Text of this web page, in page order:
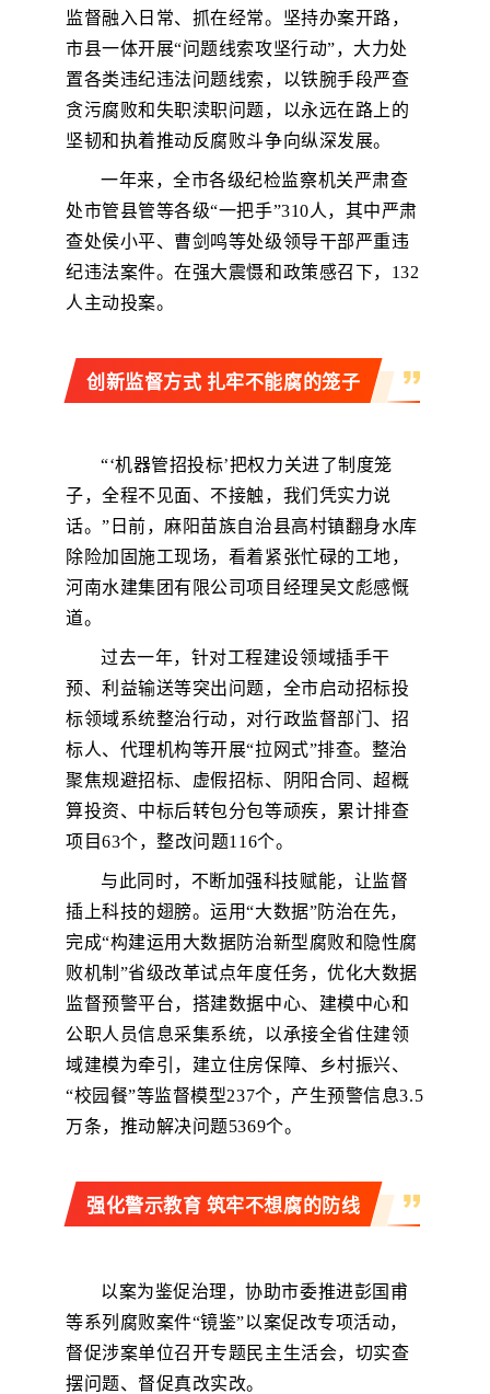
监督融入日常、抓在经常。坚持办案开路，
市县一体开展“问题线索攻坚行动”，大力处
置各类违纪违法问题线索，以铁腕手段严查
贪污腐败和失职渎职问题，以永远在路上的
坚韧和执着推动反腐败斗争向纵深发展。
一年来，全市各级纪检监察机关严肃查
处市管县管等各级“一把手”310人，其中严肃
查处侯小平、曹剑鸣等处级领导干部严重违
纪违法案件。在强大震慑和政策感召下，132
人主动投案。
创新监督方式 扎牢不能腐的笼子
“‘机器管招投标’把权力关进了制度笼
子，全程不见面、不接触，我们凭实力说
话。”日前，麻阳苗族自治县高村镇翻身水库
除险加固施工现场，看着紧张忙碌的工地，
河南水建集团有限公司项目经理吴文彪感慨
道。
过去一年，针对工程建设领域插手干
预、利益输送等突出问题，全市启动招标投
标领域系统整治行动，对行政监督部门、招
标人、代理机构等开展“拉网式”排查。整治
聚焦规避招标、虚假招标、阴阳合同、超概
算投资、中标后转包分包等顽疾，累计排查
项目63个，整改问题116个。
与此同时，不断加强科技赋能，让监督
插上科技的翅膀。运用“大数据”防治在先，
完成“构建运用大数据防治新型腐败和隐性腐
败机制”省级改革试点年度任务，优化大数据
监督预警平台，搭建数据中心、建模中心和
公职人员信息采集系统，以承接全省住建领
域建模为牵引，建立住房保障、乡村振兴、
“校园餐”等监督模型237个，产生预警信息3.5
万条，推动解决问题5369个。
强化警示教育 筑牢不想腐的防线
以案为鉴促治理，协助市委推进彭国甫
等系列腐败案件“镜鉴”以案促改专项活动，
督促涉案单位召开专题民主生活会，切实查
摆问题、督促真改实改。